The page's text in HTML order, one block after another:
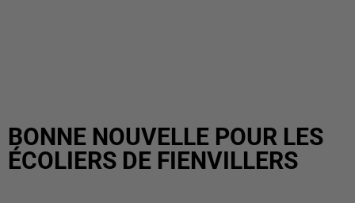
BONNE NOUVELLE POUR LES
ÉCOLIERS DE FIENVILLERS